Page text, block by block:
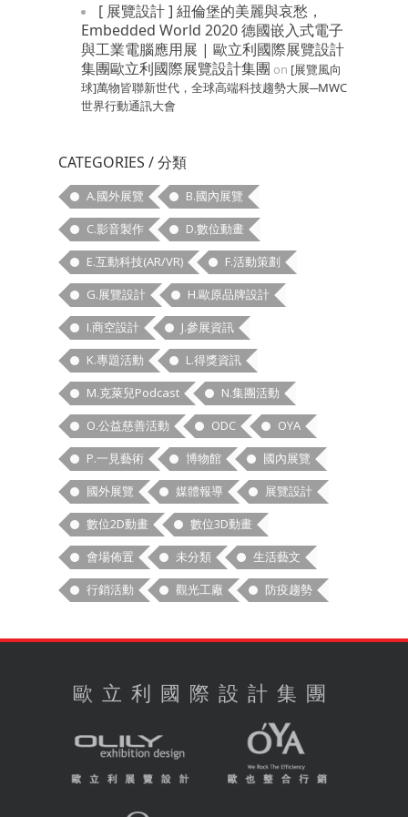
[ 展覽設計 ] 紐倫堡的美麗與哀愁，
Embedded World 2020 德國嵌入式電子
與工業電腦應用展 | 歐立利國際展覽設計
集團歐立利國際展覽設計集團 on [展覽風向
球]萬物皆聯新世代，全球高端科技趨勢大展─MWC
世界行動通訊大會
CATEGORIES / 分類
A.國外展覽
B.國內展覽
C.影音製作
D.數位動畫
E.互動科技(AR/VR)
F.活動策劃
G.展覽設計
H.歐原品牌設計
I.商空設計
J.參展資訊
K.專題活動
L.得獎資訊
M.克萊兒Podcast
N.集團活動
O.公益慈善活動
ODC
OYA
P.一見藝術
博物館
國內展覽
國外展覽
媒體報導
展覽設計
數位2D動畫
數位3D動畫
會場佈置
未分類
生活藝文
行銷活動
觀光工廠 防疫趨勢
歐立利國際設計集團